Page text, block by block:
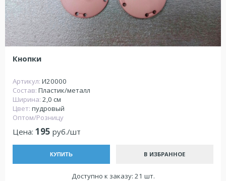
Кнопки
Артикул: И20000
Состав: Пластик/металл
Ширина: 2,0 см
Цвет: пудровый
Оптом/Розницу
Цена: 195 руб./шт
КУПИТЬ В ИЗБРАННОЕ
Доступно к заказу: 21 шт.